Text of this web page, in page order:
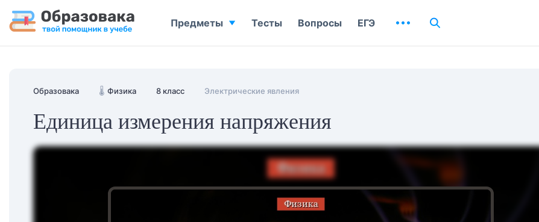
Образовака 🌡️ Физика 8 класс Электрические явления
Единица измерения напряжения
Предметы Тесты Вопросы ЕГЭ